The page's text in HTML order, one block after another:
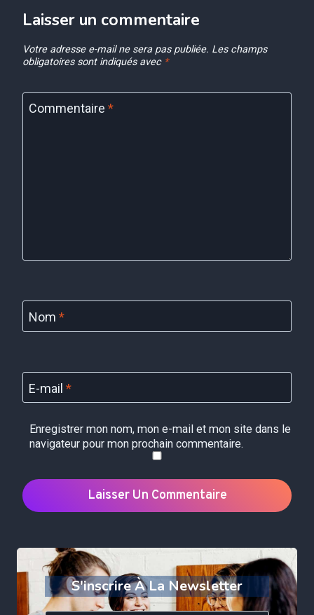
Laisser un commentaire
Votre adresse e-mail ne sera pas publiée. Les champs
obligatoires sont indiqués avec *
Commentaire *
Nom *
E-mail *
Enregistrer mon nom, mon e-mail et mon site dans le
navigateur pour mon prochain commentaire.
S'inscrire À La Newsletter